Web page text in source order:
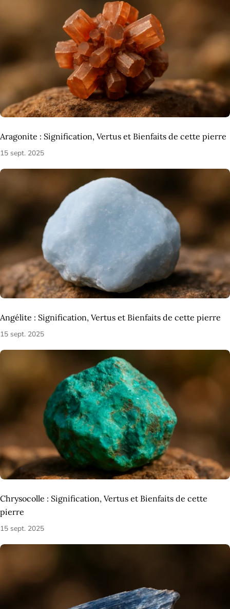
Aragonite : Signification, Vertus et Bienfaits de cette pierre
15 sept. 2025
Angélite : Signification, Vertus et Bienfaits de cette pierre
15 sept. 2025
Chrysocolle : Signification, Vertus et Bienfaits de cette
pierre
15 sept. 2025